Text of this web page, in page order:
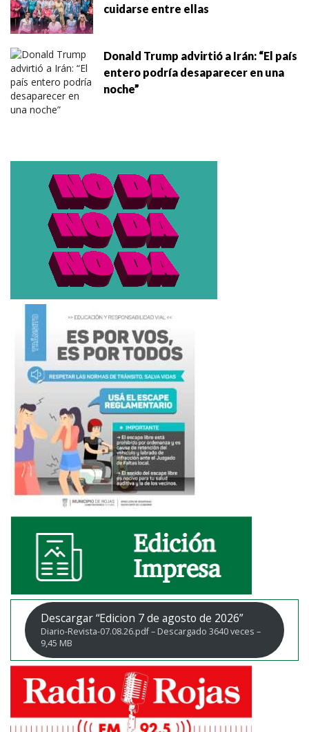
cuidarse entre ellas
Donald Trump advirtió a Irán: “El país
entero podría desaparecer en una
noche”
Descargar “Edicion 7 de agosto de 2026”
Diario-Revista-07.08.26.pdf – Descargado 3640 veces –
9,45 MB